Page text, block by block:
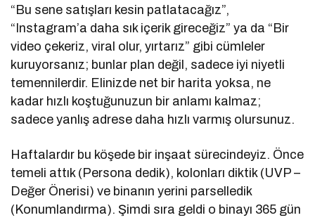
“Bu sene satışları kesin patlatacağız”,
“Instagram’a daha sık içerik gireceğiz” ya da “Bir
video çekeriz, viral olur, yırtarız” gibi cümleler
kuruyorsanız; bunlar plan değil, sadece iyi niyetli
temennilerdir. Elinizde net bir harita yoksa, ne
kadar hızlı koştuğunuzun bir anlamı kalmaz;
sadece yanlış adrese daha hızlı varmış olursunuz.
Haftalardır bu köşede bir inşaat sürecindeyiz. Önce
temeli attık (Persona dedik), kolonları diktik (UVP –
Değer Önerisi) ve binanın yerini parselledik
(Konumlandırma). Şimdi sıra geldi o binayı 365 gün